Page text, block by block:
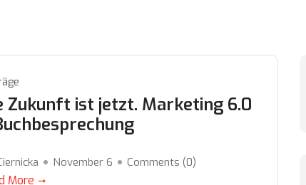
Zukunft ist jetzt. Marketing 6.0
November 6 Comments (0)
More